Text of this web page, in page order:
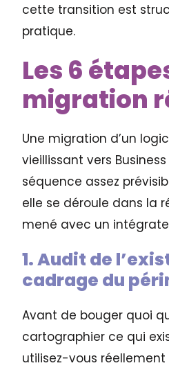
cette transition est
pratique.
Les 6
migration
Une migration d’un
vieillissant vers
séquence assez
elle se déroule dans la
mené avec un
1. Audit de
cadrage du
Avant de bouger quoi
cartographier ce qui
utilisez-vous réellement